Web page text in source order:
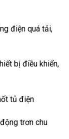
điện quá tải,
bị điều khiển,
tủ điện